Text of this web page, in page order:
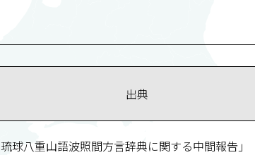
出典
球八重山語波照間方言辞典に関する中間報告」